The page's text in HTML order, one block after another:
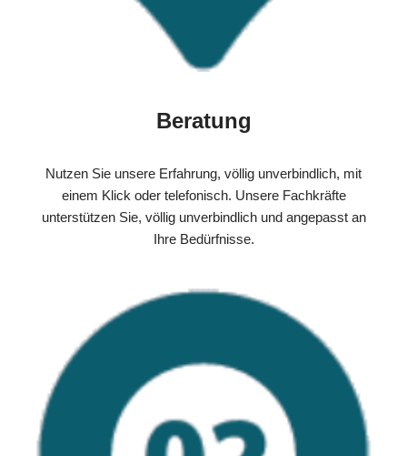
Beratung
Nutzen Sie unsere Erfahrung, völlig unverbindlich, mit
einem Klick oder telefonisch. Unsere Fachkräfte
unterstützen Sie, völlig unverbindlich und angepasst an
Ihre Bedürfnisse.